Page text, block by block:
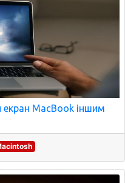
екран MacBook іншим